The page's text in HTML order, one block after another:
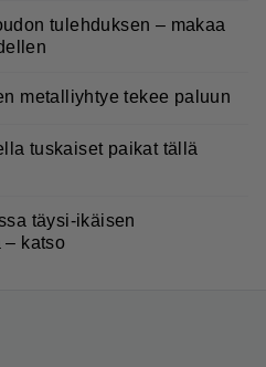
tulehduksen – makaa
metalliyhtye tekee paluun
tuskaiset paikat tällä
täysi-ikäisen
– katso